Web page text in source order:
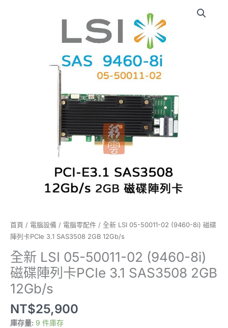
首頁 / 電腦設備 / 電腦零配件 / 全新 LSI 05-50011-02 (9460-8i) 磁碟
陣列卡PCIe 3.1 SAS3508 2GB 12Gb/s
全新 LSI 05-50011-02 (9460-8i)
磁碟陣列卡PCIe 3.1 SAS3508 2GB
12Gb/s
NT$25,900
庫存量: 9 件庫存
量